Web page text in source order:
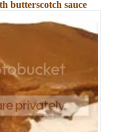
butterscotch sauce